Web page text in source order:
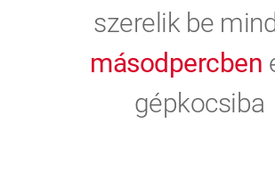
szerelik be
másodpercben
gépkocsiba